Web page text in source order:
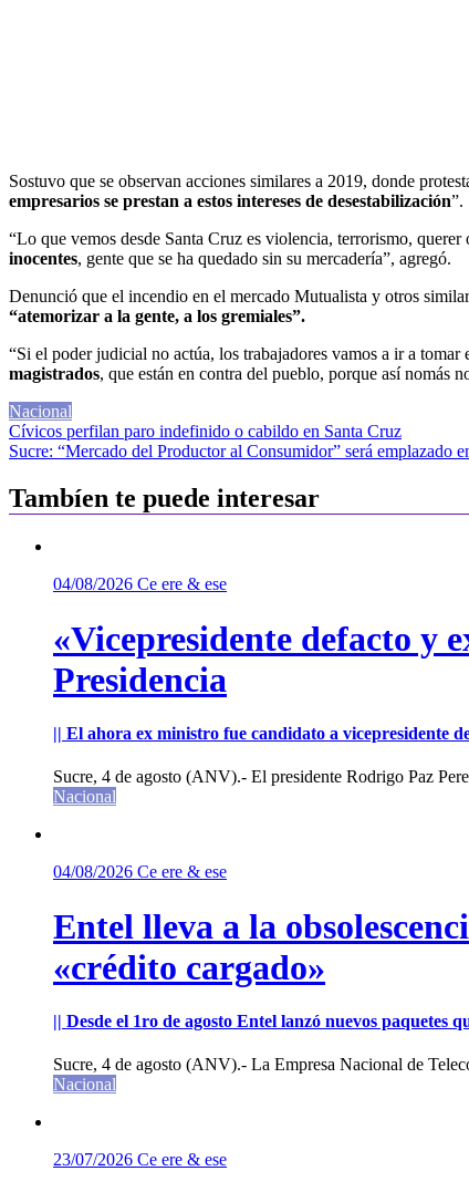
Sostuvo que se observan acciones similares a 2019, donde
empresarios se prestan a estos intereses de desestabilización”.
“Lo que vemos desde Santa Cruz es violencia, terrorismo,
inocentes, gente que se ha quedado sin su mercadería”, agregó.
Denunció que el incendio en el mercado Mutualista y otros
“atemorizar a la gente, a los gremiales”.
“Si el poder judicial no actúa, los trabajadores vamos a ir a
magistrados, que están en contra del pueblo, porque así nomás
Nacional
Navegación
de
entradas
Cívicos perfilan paro indefinido o cabildo en Santa Cruz
Sucre: “Mercado del Productor al Consumidor” será emplazado
Tambíen te puede interesar
04/08/2026 Ce ere & ese
«Vicepresidente defacto y
Presidencia
|| El ahora ex ministro fue candidato a vicepresidente
Sucre, 4 de agosto (ANV).- El presidente Rodrigo Paz
Nacional
04/08/2026 Ce ere & ese
Entel lleva a la
«crédito cargado»
|| Desde el 1ro de agosto Entel lanzó nuevos paquetes
Sucre, 4 de agosto (ANV).- La Empresa Nacional de
Nacional
23/07/2026 Ce ere & ese